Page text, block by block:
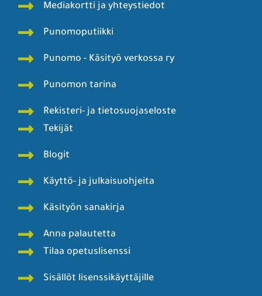
Mediakortti ja yhteystiedot
Punomoputiikki
Punomo - Käsityö verkossa ry
Punomon tarina
Rekisteri- ja tietosuojaseloste
Tekijät
Blogit
Käyttö- ja julkaisuohjeita
Käsityön sanakirja
Anna palautetta
Tilaa opetuslisenssi
Sisällöt lisenssikäyttäjille